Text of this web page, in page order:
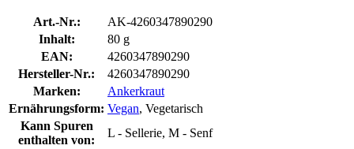
Art.-Nr.:
AK-4260347890290
Inhalt:
80 g
EAN:
4260347890290
Hersteller-Nr.:
4260347890290
Marken:
Ankerkraut
Ernährungsform: Vegan, Vegetarisch
Kann Spuren
enthalten von:
L - Sellerie, M - Senf